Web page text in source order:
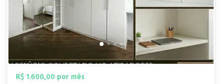
R$ 1.600,00 por mês